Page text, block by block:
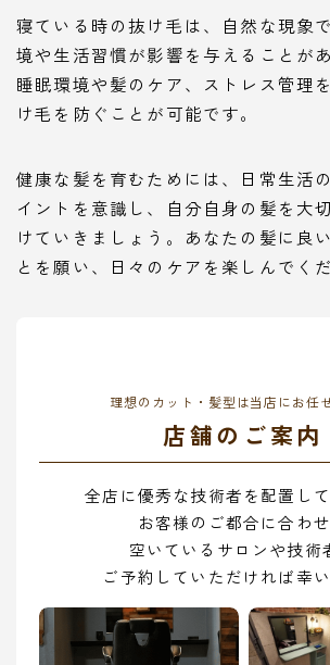
寝ている時の抜け毛は、自然な現象
境や生活習慣が影響を与えることが
睡眠環境や髪のケア、ストレス管理
け毛を防ぐことが可能です。
健康な髪を育むためには、日常生活
イントを意識し、自分自身の髪を大
けていきましょう。あなたの髪に良
とを願い、日々のケアを楽しんでくだ
理想のカット・髪型は当店にお任
店舗のご案内
全店に優秀な技術者を配置して
お客様のご都合に合わ
空いているサロンや技術
ご予約していただければ幸い